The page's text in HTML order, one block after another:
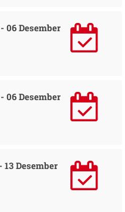
06 Desember
06 Desember
Desember